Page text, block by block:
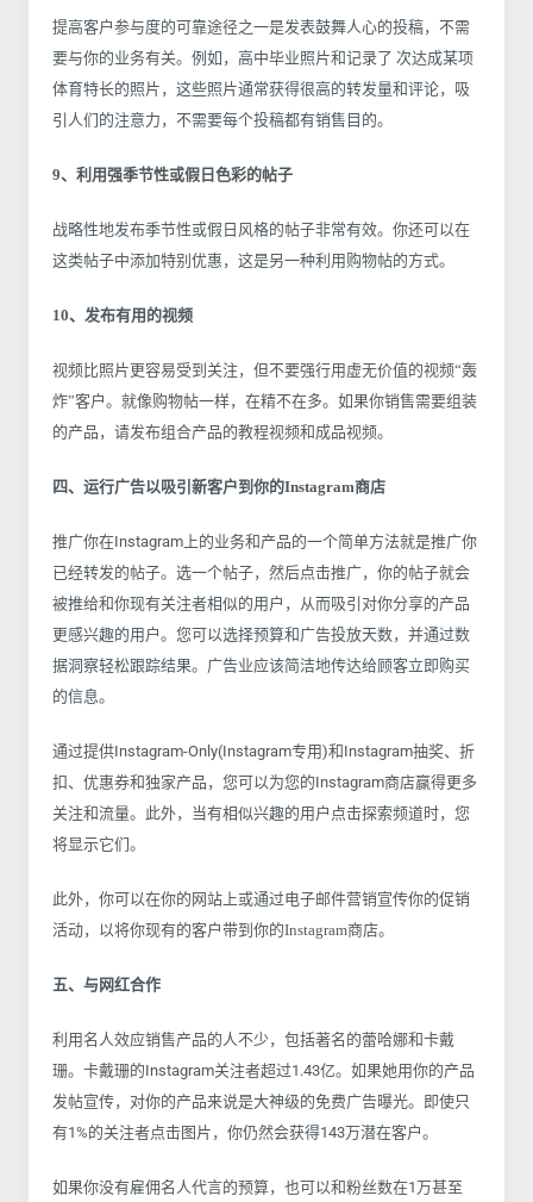
提高客户参与度的可靠途径之一是发表鼓舞人心的投稿，不需
要与你的业务有关。例如，高中毕业照片和记录了 次达成某项
体育特长的照片，这些照片通常获得很高的转发量和评论，吸
引人们的注意力，不需要每个投稿都有销售目的。
9、利用强季节性或假日色彩的帖子
战略性地发布季节性或假日风格的帖子非常有效。你还可以在
这类帖子中添加特别优惠，这是另一种利用购物帖的方式。
10、发布有用的视频
视频比照片更容易受到关注，但不要强行用虚无价值的视频“轰
炸”客户。就像购物帖一样，在精不在多。如果你销售需要组装
的产品，请发布组合产品的教程视频和成品视频。
四、运行广告以吸引新客户到你的Instagram商店
推广你在Instagram上的业务和产品的一个简单方法就是推广你
已经转发的帖子。选一个帖子，然后点击推广，你的帖子就会
被推给和你现有关注者相似的用户，从而吸引对你分享的产品
更感兴趣的用户。您可以选择预算和广告投放天数，并通过数
据洞察轻松跟踪结果。广告业应该简洁地传达给顾客立即购买
的信息。
通过提供Instagram-Only(Instagram专用)和Instagram抽奖、折
扣、优惠券和独家产品，您可以为您的Instagram商店赢得更多
关注和流量。此外，当有相似兴趣的用户点击探索频道时，您
将显示它们。
此外，你可以在你的网站上或通过电子邮件营销宣传你的促销
活动，以将你现有的客户带到你的Instagram商店。
五、与网红合作
利用名人效应销售产品的人不少，包括著名的蕾哈娜和卡戴
珊。卡戴珊的Instagram关注者超过1.43亿。如果她用你的产品
发帖宣传，对你的产品来说是大神级的免费广告曝光。即使只
有1%的关注者点击图片，你仍然会获得143万潜在客户。
如果你没有雇佣名人代言的预算，也可以和粉丝数在1万甚至